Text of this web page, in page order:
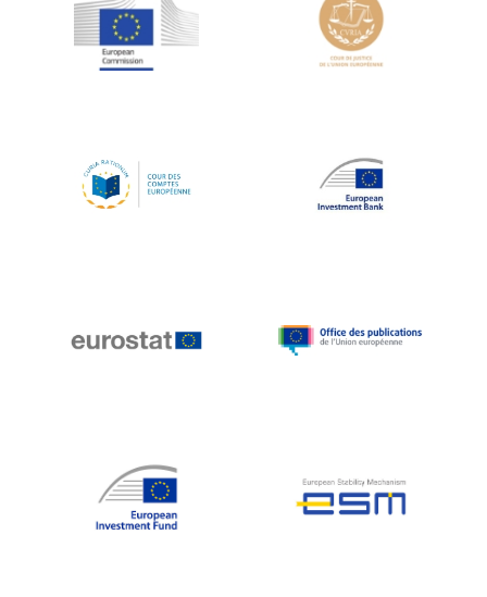
Jean-Louis Schiltz
Jean-Victor Louis
Johnny Åkerholm
Katharien L.C. Hunt
Klaus-Heiner Lehne
Koen LENAERTS
Lars Heikensten